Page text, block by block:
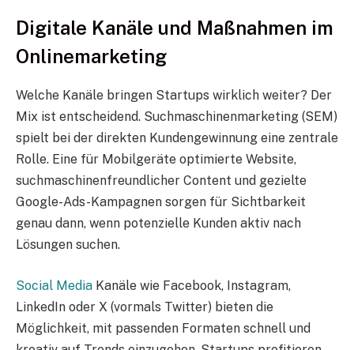
Digitale Kanäle und Maßnahmen im
Onlinemarketing
Welche Kanäle bringen Startups wirklich weiter? Der
Mix ist entscheidend. Suchmaschinenmarketing (SEM)
spielt bei der direkten Kundengewinnung eine zentrale
Rolle. Eine für Mobilgeräte optimierte Website,
suchmaschinenfreundlicher Content und gezielte
Google-Ads-Kampagnen sorgen für Sichtbarkeit
genau dann, wenn potenzielle Kunden aktiv nach
Lösungen suchen.
Social Media Kanäle wie Facebook, Instagram,
LinkedIn oder X (vormals Twitter) bieten die
Möglichkeit, mit passenden Formaten schnell und